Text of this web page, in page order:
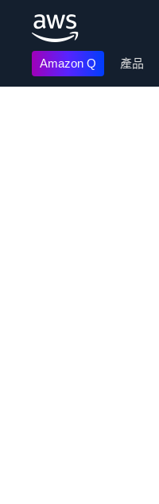
Amazon Q 產品